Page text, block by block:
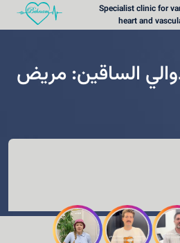
Specialist clinic for
heart and
الساقين: مريض